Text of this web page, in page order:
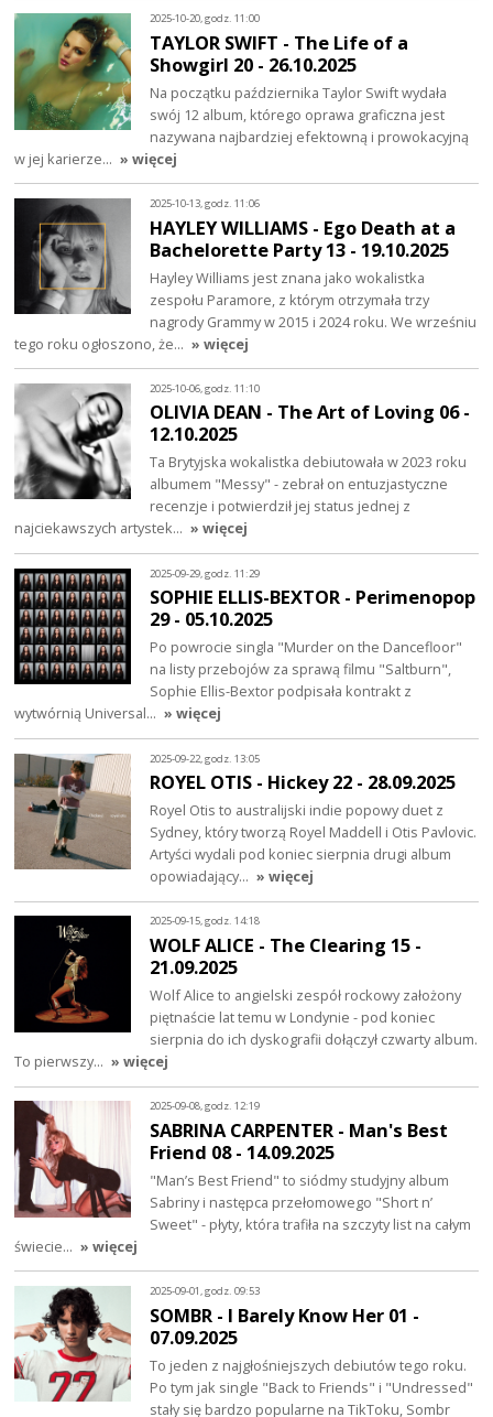
2025-10-20, godz. 11:00
TAYLOR SWIFT - The Life of a
Showgirl 20 - 26.10.2025
Na początku października Taylor Swift wydała
swój 12 album, którego oprawa graficzna jest
nazywana najbardziej efektowną i prowokacyjną
w jej karierze… » więcej
2025-10-13, godz. 11:06
HAYLEY WILLIAMS - Ego Death at a
Bachelorette Party 13 - 19.10.2025
Hayley Williams jest znana jako wokalistka
zespołu Paramore, z którym otrzymała trzy
nagrody Grammy w 2015 i 2024 roku. We wrześniu
tego roku ogłoszono, że… » więcej
2025-10-06, godz. 11:10
OLIVIA DEAN - The Art of Loving 06 -
12.10.2025
Ta Brytyjska wokalistka debiutowała w 2023 roku
albumem "Messy" - zebrał on entuzjastyczne
recenzje i potwierdził jej status jednej z
najciekawszych artystek… » więcej
2025-09-29, godz. 11:29
SOPHIE ELLIS-BEXTOR - Perimenopop
29 - 05.10.2025
Po powrocie singla "Murder on the Dancefloor"
na listy przebojów za sprawą filmu "Saltburn",
Sophie Ellis-Bextor podpisała kontrakt z
wytwórnią Universal… » więcej
2025-09-22, godz. 13:05
ROYEL OTIS - Hickey 22 - 28.09.2025
Royel Otis to australijski indie popowy duet z
Sydney, który tworzą Royel Maddell i Otis Pavlovic.
Artyści wydali pod koniec sierpnia drugi album
opowiadający… » więcej
2025-09-15, godz. 14:18
WOLF ALICE - The Clearing 15 -
21.09.2025
Wolf Alice to angielski zespół rockowy założony
piętnaście lat temu w Londynie - pod koniec
sierpnia do ich dyskografii dołączył czwarty album.
To pierwszy… » więcej
2025-09-08, godz. 12:19
SABRINA CARPENTER - Man's Best
Friend 08 - 14.09.2025
"Man’s Best Friend" to siódmy studyjny album
Sabriny i następca przełomowego "Short n’
Sweet" - płyty, która trafiła na szczyty list na całym
świecie… » więcej
2025-09-01, godz. 09:53
SOMBR - I Barely Know Her 01 -
07.09.2025
To jeden z najgłośniejszych debiutów tego roku.
Po tym jak single "Back to Friends" i "Undressed"
stały się bardzo popularne na TikToku, Sombr